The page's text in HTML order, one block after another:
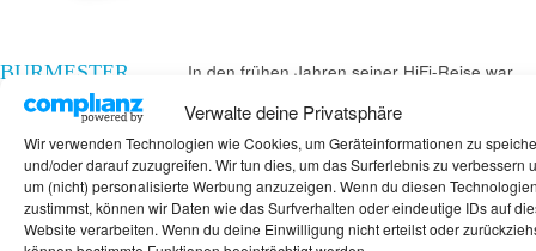
Verwalte deine Privatsphäre
Wir verwenden Technologien wie Cookies, um Geräteinformationen zu
und/oder darauf zuzugreifen. Wir tun dies, um das Surferlebnis zu verbessern
um (nicht) personalisierte Werbung anzuzeigen. Wenn du diesen
zustimmst, können wir Daten wie das Surfverhalten oder eindeutige IDs auf
Website verarbeiten. Wenn du deine Einwilligung nicht erteilst oder
BURMESTER
032
Mackern
In den frühen Jahren seiner HiFi-Reise war
Geräten, insbesondere den hochglänzenden
und verchromten Modellen von Burmester,
nicht beeindruckt. Er hatte eine eher kritische
Meinung über diese Marke und bezeichnete
sie humorvoll als „russische Geräte“. Seine